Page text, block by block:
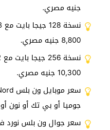
جنيه مصري.
8,800 جنيه مصري.
10,300 جنيه مصري.
جوميا أو بي تك أو نون
سعر جوال ون بلس نورد